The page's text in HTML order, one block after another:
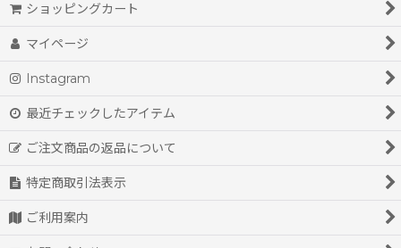
ショッピングカート
マイページ
Instagram
最近チェックしたアイテム
ご注文商品の返品について
特定商取引法表示
ご利用案内